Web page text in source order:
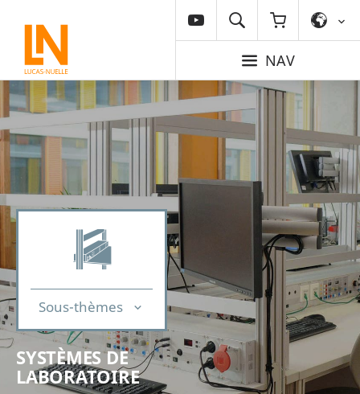
NAV
Sous-thèmes
SYSTÈMES DE
LABORATOIRE